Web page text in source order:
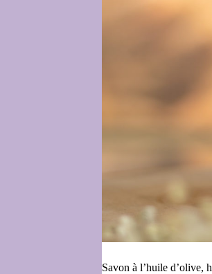
Savon à l’huile d’olive,